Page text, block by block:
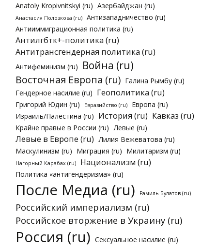
Anatoly Kropivnitskyi (ru) Азербайджан (ru)
Анастасия Полозкова (ru)
Антизападничество (ru)
Антииммиграционная политика (ru)
Антилгбтк+-политика (ru)
Антитрансгендерная политика (ru)
Антифеминизм (ru) Война (ru)
Восточная Европа (ru) Галина Рымбу (ru)
Гендерное насилие (ru) Геополитика (ru)
Григорий Юдин (ru) Евразийство (ru)
Европа (ru)
Израиль/Палестина (ru) История (ru) Кавказ (ru)
Крайне правые в России (ru) Левые (ru)
Левые в Европе (ru) Лилия Вежеватова (ru)
Маскулинизм (ru) Миграция (ru) Милитаризм (ru)
Нагорный Карабах (ru) Национализм (ru)
Политика «антигендеризма» (ru)
После Медиа (ru) Рамиль Булатов (ru)
Российский империализм (ru)
Российское вторжение в Украину (ru)
Россия (ru) Сексуальное насилие (ru)